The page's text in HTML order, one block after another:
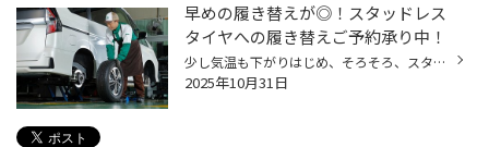
早めの履き替えが◎！スタッドレス
タイヤへの履き替えご予約承り中！
少し気温も下がりはじめ、そろそろ、スタッドレスタイヤへの履き替えを検討されている方も いらっしゃると思います。 今回は「タイヤ履き替え」についてご紹介します。 「タイヤの履き替えは早いほうがいい？」 雪が降る、まさにその直前に履き替えたい！というお客様の声もございますが、 履き替え...
2025年10月31日